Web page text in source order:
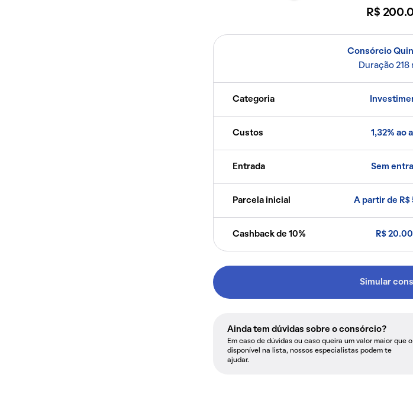
R$
Consórcio
Duração 218
Categoria
Custos 1,32% ao
Entrada Sem
Parcela inicial A partir de R$
Cashback de 10% R$
Simular
Ainda tem dúvidas sobre o consórcio?
Em caso de dúvidas ou caso queira um valor maior que o
disponível na lista, nossos especialistas podem te
ajudar.